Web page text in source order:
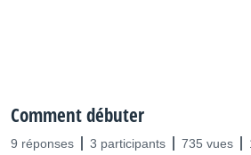
Comment débuter
9 réponses 3 participants 735 vues